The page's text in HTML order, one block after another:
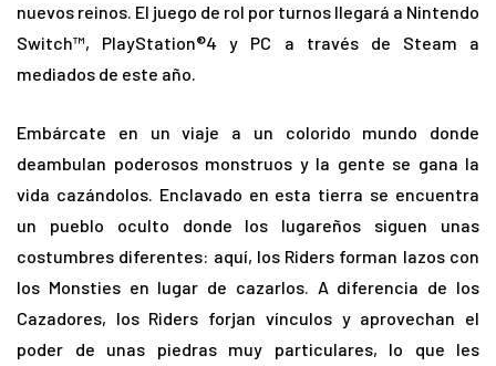
nuevos reinos. El juego de rol por turnos llegará a Nintendo
Switch™, PlayStation®4 y PC a través de Steam a
mediados de este año.
Embárcate en un viaje a un colorido mundo donde
deambulan poderosos monstruos y la gente se gana la
vida cazándolos. Enclavado en esta tierra se encuentra
un pueblo oculto donde los lugareños siguen unas
costumbres diferentes: aquí, los Riders forman lazos con
los Monsties en lugar de cazarlos. A diferencia de los
Cazadores, los Riders forjan vínculos y aprovechan el
poder de unas piedras muy particulares, lo que les